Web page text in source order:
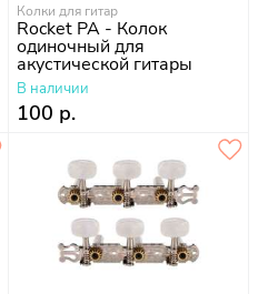
Колки для гитар
Rocket PA - Колок
одиночный для
акустической гитары
В наличии
100 р.